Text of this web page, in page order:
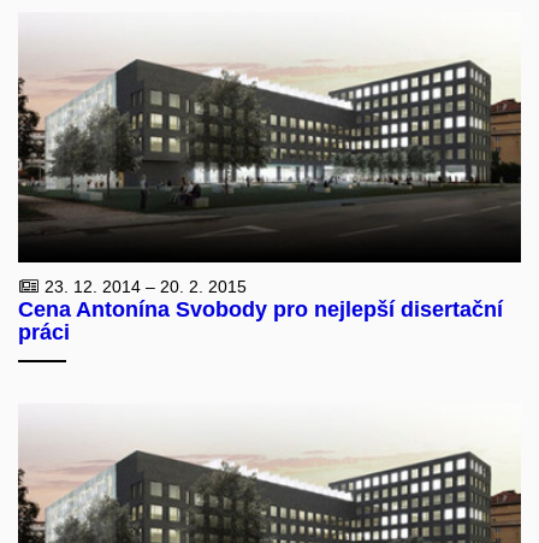
23. 12. 2014 – 20. 2. 2015
Cena Antonína Svobody pro nejlepší disertační
práci